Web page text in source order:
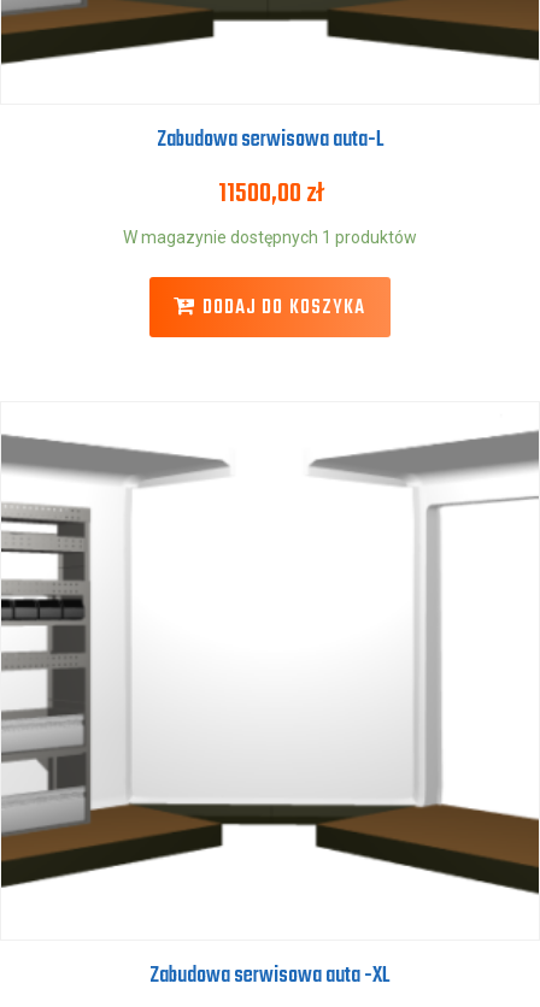
Zabudowa serwisowa auta-L
11500,00zł
W magazynie dostępnych 1 produktów
DODAJ DO KOSZYKA
Zabudowa serwisowa auta -XL